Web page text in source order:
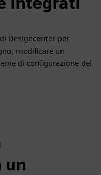
Designcenter per
modificare un
di configurazione del
un